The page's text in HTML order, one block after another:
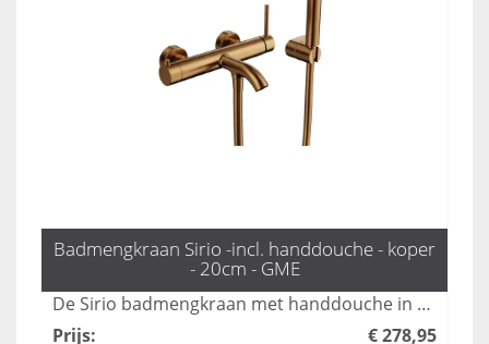
Badmengkraan Sirio -incl. handdouche - koper
- 20cm - GME
De Sirio badmengkraan met handdouche in koper biedt zowel stijl als functionaliteit voor iedere badkamer. Met een duurzame afwerking en gebruiksvriendelijke bediening zorgt deze kraan voor een luxe ervaring tijdens het baden. Perfect voor diegenen die op zoek zijn naar een elegante toevoeging aan hun sanitair.
Prijs: € 278,95